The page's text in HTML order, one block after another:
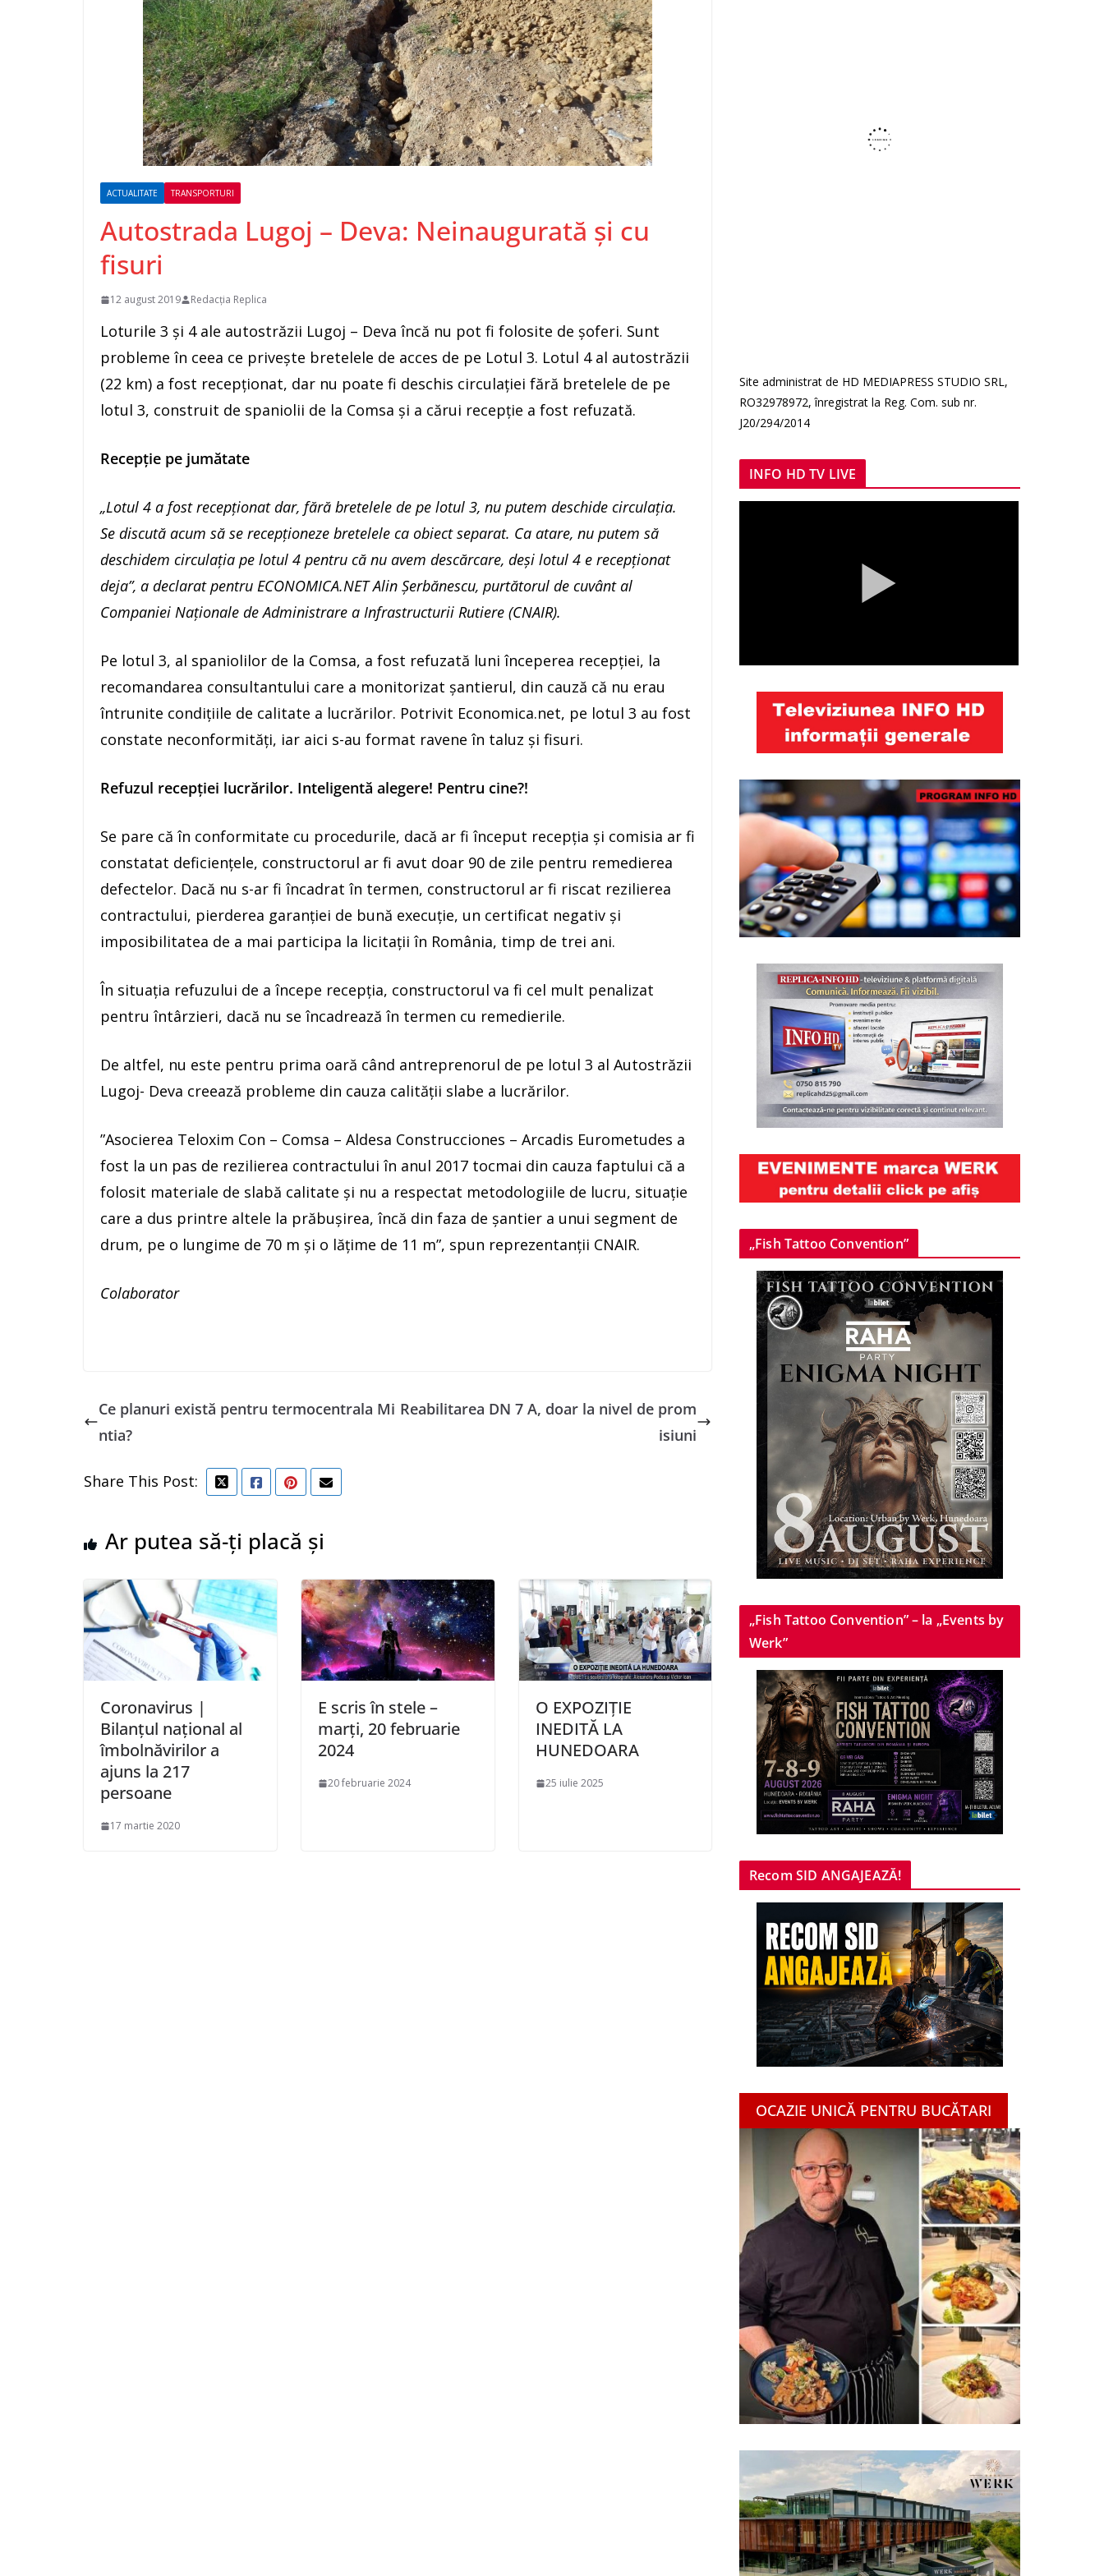
ACTUALITATE TRANSPORTURI
Autostrada Lugoj – Deva: Neinaugurată și cu
fisuri
12 august 2019 Redacția Replica
Loturile 3 și 4 ale autostrăzii Lugoj – Deva încă nu pot fi folosite de șoferi. Sunt
probleme în ceea ce privește bretelele de acces de pe Lotul 3. Lotul 4 al autostrăzii
(22 km) a fost recepționat, dar nu poate fi deschis circulaţiei fără bretelele de pe
lotul 3, construit de spaniolii de la Comsa şi a cărui recepţie a fost refuzată.
Recepție pe jumătate
„Lotul 4 a fost recepţionat dar, fără bretelele de pe lotul 3, nu putem deschide circulaţia.
Se discută acum să se recepţioneze bretelele ca obiect separat. Ca atare, nu putem să
deschidem circulația pe lotul 4 pentru că nu avem descărcare, deși lotul 4 e recepționat
deja”, a declarat pentru ECONOMICA.NET Alin Şerbănescu, purtătorul de cuvânt al
Companiei Naţionale de Administrare a Infrastructurii Rutiere (CNAIR).
Pe lotul 3, al spaniolilor de la Comsa, a fost refuzată luni începerea recepţiei, la
recomandarea consultantului care a monitorizat șantierul, din cauză că nu erau
întrunite condiţiile de calitate a lucrărilor. Potrivit Economica.net, pe lotul 3 au fost
constate neconformități, iar aici s-au format ravene în taluz şi fisuri.
Refuzul recepției lucrărilor. Inteligentă alegere! Pentru cine?!
Se pare că în conformitate cu procedurile, dacă ar fi început recepția și comisia ar fi
constatat deficiențele, constructorul ar fi avut doar 90 de zile pentru remedierea
defectelor. Dacă nu s-ar fi încadrat în termen, constructorul ar fi riscat rezilierea
contractului, pierderea garanţiei de bună execuţie, un certificat negativ și
imposibilitatea de a mai participa la licitații în România, timp de trei ani.
În situația refuzului de a începe recepția, constructorul va fi cel mult penalizat
pentru întârzieri, dacă nu se încadrează în termen cu remedierile.
De altfel, nu este pentru prima oară când antreprenorul de pe lotul 3 al Autostrăzii
Lugoj- Deva creează probleme din cauza calităţii slabe a lucrărilor.
”Asocierea Teloxim Con – Comsa – Aldesa Construcciones – Arcadis Eurometudes a
fost la un pas de rezilierea contractului în anul 2017 tocmai din cauza faptului că a
folosit materiale de slabă calitate şi nu a respectat metodologiile de lucru, situaţie
care a dus printre altele la prăbuşirea, încă din faza de şantier a unui segment de
drum, pe o lungime de 70 m şi o lăţime de 11 m”, spun reprezentanţii CNAIR.
Colaborator
Ce planuri există pentru termocentrala Mi
ntia?
Reabilitarea DN 7 A, doar la nivel de prom
isiuni
Share This Post:
Ar putea să-ți placă și
Coronavirus |
Bilanțul național al
îmbolnăvirilor a
ajuns la 217
persoane
17 martie 2020
E scris în stele –
marți, 20 februarie
2024
20 februarie 2024
O EXPOZIȚIE
INEDITĂ LA
HUNEDOARA
25 iulie 2025
Site administrat de HD MEDIAPRESS STUDIO SRL,
RO32978972, înregistrat la Reg. Com. sub nr.
J20/294/2014
INFO HD TV LIVE
„Fish Tattoo Convention”
„Fish Tattoo Convention” – la „Events by
Werk”
Recom SID ANGAJEAZĂ!
OCAZIE UNICĂ PENTRU BUCĂTARI